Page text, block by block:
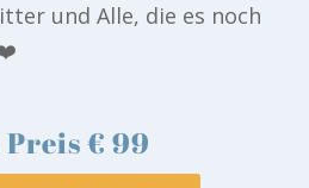
und Alle, die es noch
€ 99